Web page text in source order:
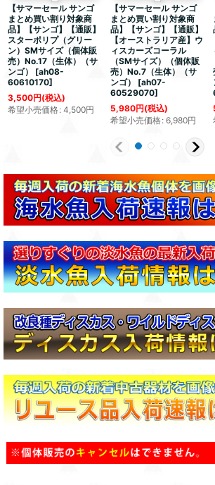
【サマーセール サンゴ
まとめ買い割り対象商
品】【サンゴ】【通販】
スターポリプ（グリー
ン）SMサイズ（個体販
売）No.17（生体）（サ
ンゴ）
[ah08-
60610170]
3,500円(税込)
希望小売価格: 4,500円
【サマーセール サンゴ
まとめ買い割り対象商
品】【サンゴ】【通販】
【オーストラリア産】ウ
ィスカーズコーラル
（SMサイズ）（個体販
売）No.7（生体）（サ
ンゴ）
[ah07-
60529070]
5,980円(税込)
希望小売価格: 6,980円